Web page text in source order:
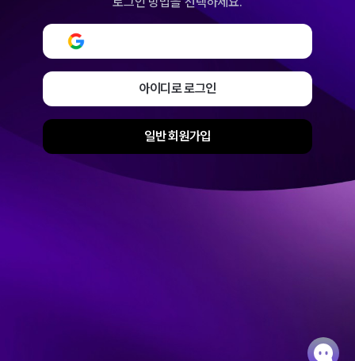
아이디로 로그인
일반 회원가입